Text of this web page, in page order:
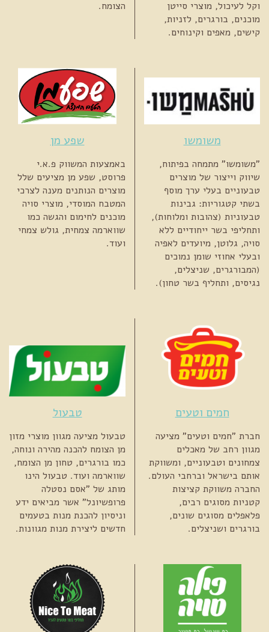
וקל לעיכול, מוצרי סייטן
מוכנים, בורגרים, לזניות,
קישים, מאפים וקינוחים.
הצומח.
משומשו
"משומשו" מתמחה בפיתוח,
שיווק וייצור של מוצרים
טבעוניים בעלי ערך מוסף
בשתי קטגוריות: גבינות
טבעוניות (צהובות ומלוחות),
ותחליפי בשר ייחודיים ללא
סויה, גלוטן, מיועדים לאפיה
ובעלי אחוזי שומן נמוכים
(המבורגרים, שניצלים,
נגיסים, ותחליף בשר טחון).
שפע מן
באמצעות המשווק פ.א.י
פרוסט, שפע מן מציעים שלל
מוצרים הנותנים מענה לצרכי
המטבח המוסדי, מוצרי סויה
מוכנים לחימום והגשה כמו
שווארמה צמחית, גולש צמחי
ועוד.
חמים וטעים
חברת "חמים וטעים" מציעה
מגוון רחב של מאכלים
צמחונים וטבעוניים, ומשווקת
אותם בישראל וברחבי העולם.
החברה משווקת קציצות
קטניות מסוגים רבים,
פלאפלים מסוגים שונים,
בורגרים ושניצלים.
טבעול
טבעול מציעה מגוון מוצרי מזון
מן הצומח להכנה מהירה ונוחה,
כמו בורגרים, טחון מן הצומח,
שווארמה ועוד. טבעול הינו
מותג של "אסם נסטלה
פרופשיונל" אשר מביאים ידע
וניסיון להכנת מנות בטעמים
חדשים ליצירת מנות מגוונות.